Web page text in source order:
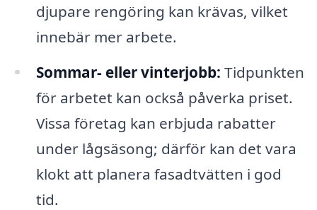
djupare rengöring kan krävas, vilket
innebär mer arbete.
Sommar- eller vinterjobb: Tidpunkten
för arbetet kan också påverka priset.
Vissa företag kan erbjuda rabatter
under lågsäsong; därför kan det vara
klokt att planera fasadtvätten i god
tid.